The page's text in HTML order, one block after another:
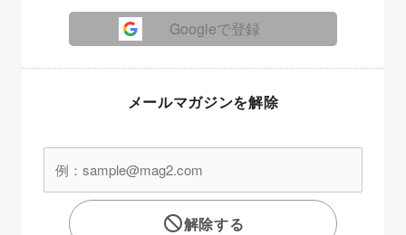
Googleで登録
メールマガジンを解除
解除する